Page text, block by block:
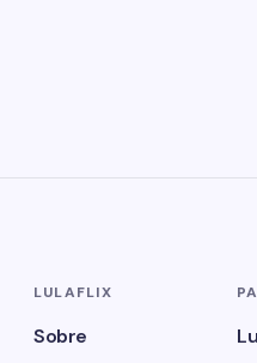
LULAFLIX
Sobre